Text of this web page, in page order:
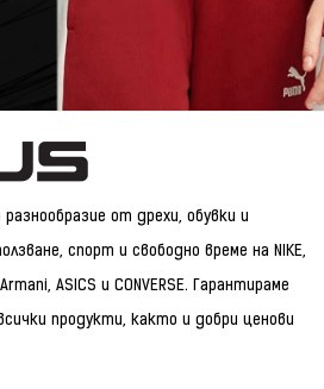
от дрехи, обувки и
спорт и свободно време на NIKE,
ASICS и CONVERSE. Гарантираме
продукти, както и добри ценови